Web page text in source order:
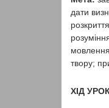
дати
твору;
ХІД